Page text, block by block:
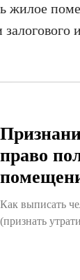
жилое
право
Как выписать
(признать